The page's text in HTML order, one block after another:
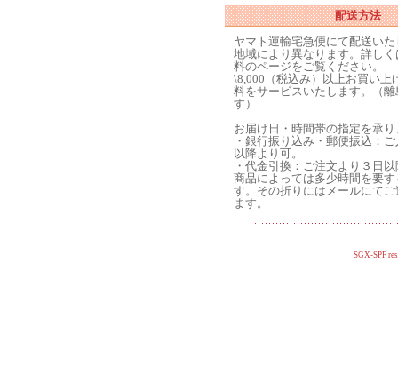
配送方法
ヤマト運輸宅急便にて配送い
地域により異なります。詳し
料のページをご覧ください。
\8,000（税込み）以上お買い上
料をサービスいたします。（
す）
お届け日・時間帯の指定を承り
・銀行振り込み・郵便振込：
以降より可。
・代金引換：ご注文より３日
商品によっては多少時間を要
す。その折りにはメールにて
ます。
SGX-SPF